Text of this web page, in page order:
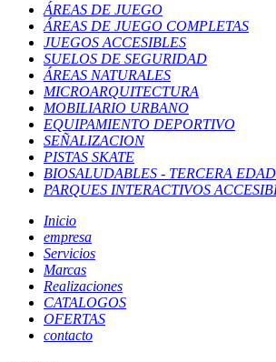
ÁREAS DE JUEGO
ÁREAS DE JUEGO COMPLETAS
JUEGOS ACCESIBLES
SUELOS DE SEGURIDAD
ÁREAS NATURALES
MICROARQUITECTURA
MOBILIARIO URBANO
EQUIPAMIENTO DEPORTIVO
SEÑALIZACION
PISTAS SKATE
BIOSALUDABLES - TERCERA EDAD
PARQUES INTERACTIVOS
Inicio
empresa
Servicios
Marcas
Realizaciones
CATALOGOS
OFERTAS
contacto